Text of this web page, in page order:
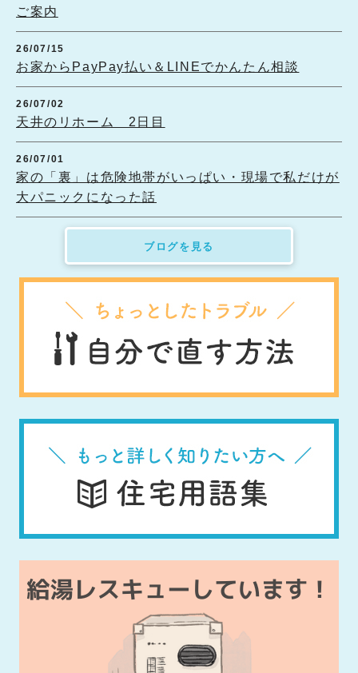
ご案内
26/07/15
お家からPayPay払い＆LINEでかんたん相談
26/07/02
天井のリホーム 2日目
26/07/01
家の「裏」は危険地帯がいっぱい・現場で私だけが
大パニックになった話
ブログを見る